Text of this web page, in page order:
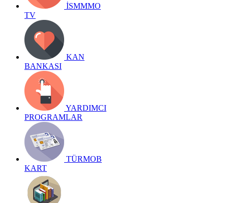
İSMMMO
TV
KAN
BANKASI
YARDIMCI
PROGRAMLAR
TÜRMOB
KART